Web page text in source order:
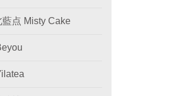
点 Misty Cake